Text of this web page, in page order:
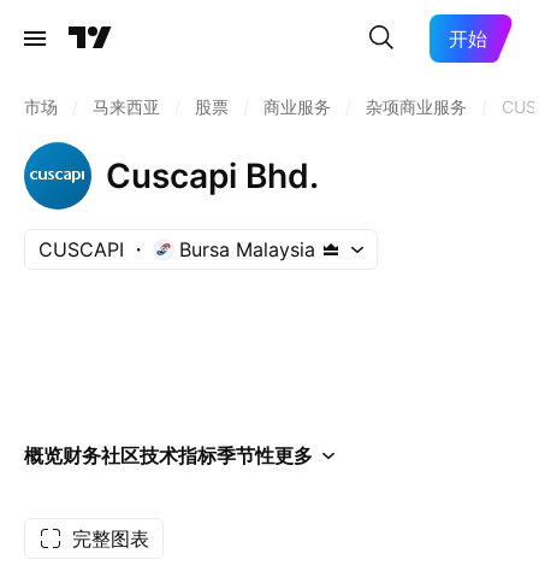
开始
市场 马来西亚 股票 商业服务 杂项商业服务
Cuscapi Bhd.
CUSCAPI Bursa Malaysia
概览财务社区技术指标季节性更多
完整图表